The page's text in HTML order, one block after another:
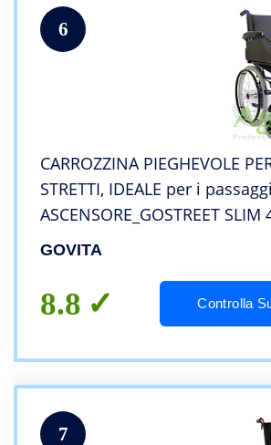
6
CARROZZINA PIEGHEVOLE
STRETTI, IDEALE per i
ASCENSORE_GOSTREET SLIM
GOVITA
8.8 Controlla
7